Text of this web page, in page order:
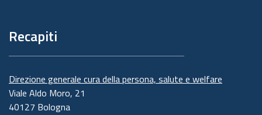
Recapiti
Direzione generale cura della persona, salute e welfare
Viale Aldo Moro, 21
40127 Bologna